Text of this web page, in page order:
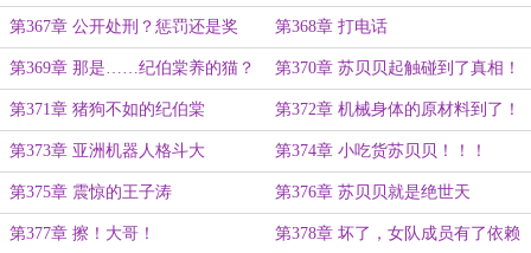
第367章 公开处刑？惩罚还是奖
励？
第368章 打电话
第369章 那是……纪伯棠养的猫？ 第370章 苏贝贝起触碰到了真相！
第371章 猪狗不如的纪伯棠 第372章 机械身体的原材料到了！
第373章 亚洲机器人格斗大
赛！！！
第374章 小吃货苏贝贝！！！
第375章 震惊的王子涛 第376章 苏贝贝就是绝世天
才！！！
第377章 擦！大哥！ 第378章 坏了，女队成员有了依赖